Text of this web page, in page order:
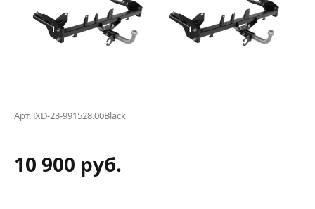
Арт. JXD-23-991528.00Black
10 900 руб.